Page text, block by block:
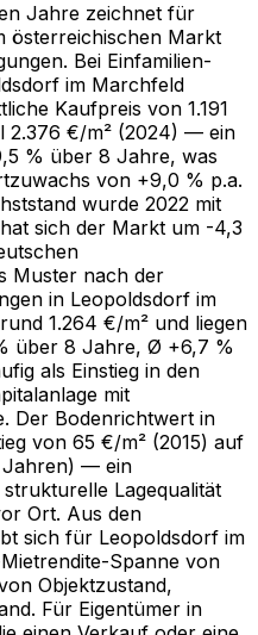
Jahre zeichnet für
österreichischen Markt
Bei Einfamilien-
im Marchfeld
Kaufpreis von 1.191
2.376 €/m² (2024) — ein
% über 8 Jahre, was
von +9,0 % p.a.
wurde 2022 mit
sich der Markt um -4,3
Muster nach der
in Leopoldsdorf im
1.264 €/m² und liegen
über 8 Jahre, Ø +6,7 %
als Einstieg in den
mit
Der Bodenrichtwert in
von 65 €/m² (2015) auf
Jahren) — ein
Lagequalität
Ort. Aus den
sich für Leopoldsdorf im
Spanne von
Objektzustand,
Für Eigentümer in